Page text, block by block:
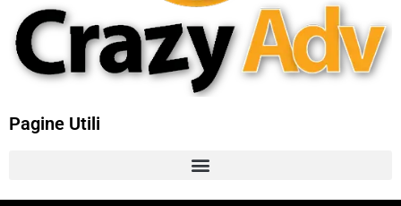
Pagine Utili